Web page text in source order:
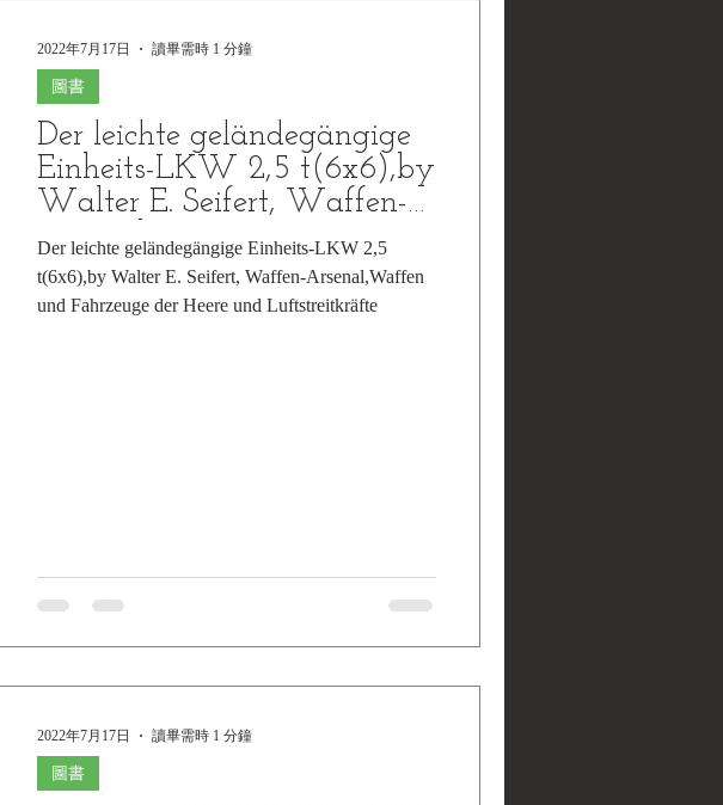
Der leichte geländegängige
Einheits-LKW 2,5 t(6x6),by
Walter E. Seifert, Waffen-
Arsenal
Der leichte geländegängige Einheits-LKW 2,5
t(6x6),by Walter E. Seifert, Waffen-Arsenal,Waffen
und Fahrzeuge der Heere und Luftstreitkräfte
圖書
2022年7月17日 讀畢需時 1 分鐘
圖書
2022年7月17日 讀畢需時 1 分鐘